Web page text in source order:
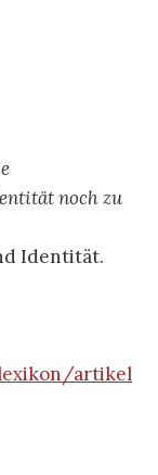
noch zu
Identität.
artikel